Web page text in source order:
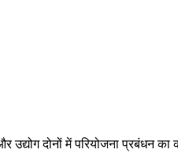
दोनों में परियोजना प्रबंधन का